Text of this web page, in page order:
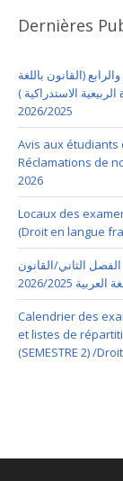
Dernières
(القانون باللغة
الاستدراكية )
2026/2025
Avis aux étudiants
Réclamations de
2026
Locaux des
(Droit en langue
الفصل الثاني/القانون
العربية 2026/2025
Calendrier des
et listes de
(SEMESTRE 2) /